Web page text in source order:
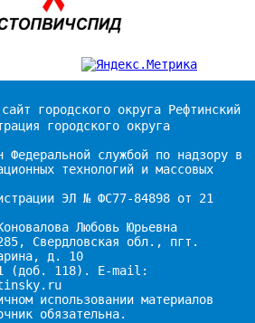
городского округа Рефтинский
городского округа
Федеральной службой по надзору в
технологий и массовых
ЭЛ № ФС77-84898 от 21
Любовь Юрьевна
Свердловская обл., пгт.
д. 10
(доб. 118). E-mail:
использовании материалов
обязательна.